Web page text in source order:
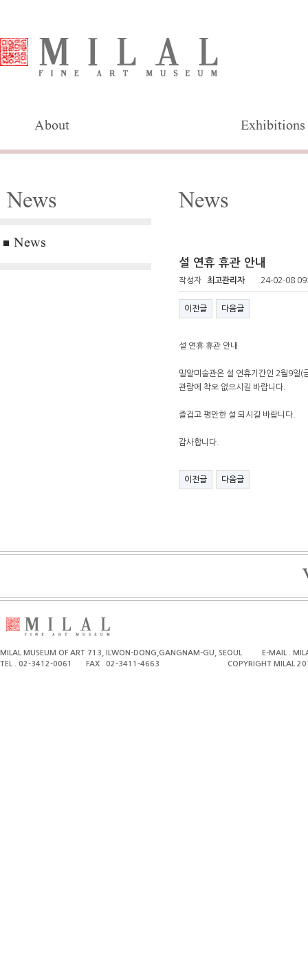
About Exhibitions
News
News
News
설 연휴 휴관 안내
작성자 최고관리자 24-02-08
이전글 다음글
설 연휴 휴관 안내
밀알미술관은 설 연휴기간인 2월9일(
관람에 착오 없으시길 바랍니다.
즐겁고 평안한 설 되시길 바랍니다.
감사합니다.
이전글 다음글
MILAL MUSEUM OF ART 713, ILWON-DONG,GANGNAM-GU, SEOUL
E-MAIL .
TEL . 02-3412-0061
FAX . 02-3411-4663 COPYRIGHT MILAL